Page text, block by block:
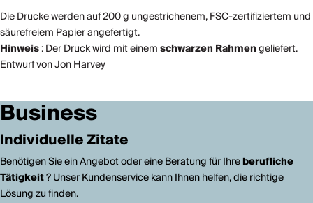
Die Drucke werden auf 200 g ungestrichenem, FSC-zertifiziertem und
säurefreiem Papier angefertigt.
Hinweis: Der Druck wird mit einemschwarzen Rahmengeliefert.
Entwurf von Jon Harvey
Business
Individuelle Zitate
Benötigen Sie ein Angebot oder eine Beratung für Ihreberufliche
Tätigkeit? Unser Kundenservice kann Ihnen helfen, die richtige
Lösung zu finden.